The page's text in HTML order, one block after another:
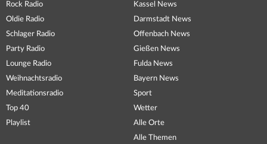
Rock Radio
Oldie Radio
Schlager Radio
Party Radio
Lounge Radio
Weihnachtsradio
Meditationsradio
Top 40
Playlist
Kassel News
Darmstadt News
Offenbach News
Gießen News
Fulda News
Bayern News
Sport
Wetter
Alle Orte
Alle Themen